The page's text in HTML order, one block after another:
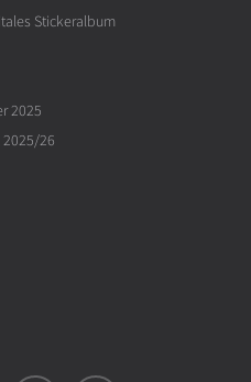
Stickeralbum
2025
2025/26